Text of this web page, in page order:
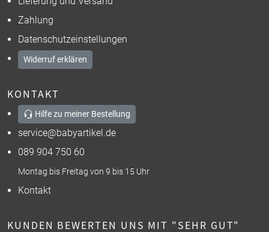
Zahlung
Datenschutzeinstellungen
Widerruf erklären
KONTAKT
Hilfe zu meiner Bestellung
service@babyartikel.de
089 904 750 60
Montag bis Freitag von 9 bis 15 Uhr
Kontakt
KUNDEN BEWERTEN UNS MIT "SEHR GUT"